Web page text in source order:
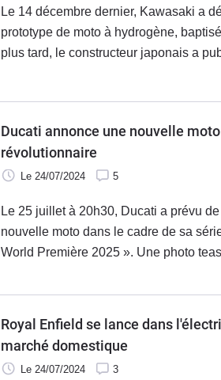
Le 14 décembre dernier, Kawasaki a
prototype de moto à hydrogène,
plus tard, le constructeur japonais a
alternatives écologiques pour les
l'électricité.
Ducati annonce une nouvelle moto
révolutionnaire
Le 24/07/2024 5
Le 25 juillet à 20h30, Ducati a prévu
nouvelle moto dans le cadre de sa
World Première 2025 ». Une photo
mystère entourant ce lancement. Le
modèle qui repousse encore plus les
Supersportives.
Royal Enfield se lance dans
marché domestique
Le 24/07/2024 3